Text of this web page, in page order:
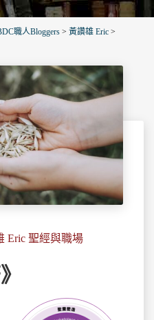
職人Bloggers > 黃讚雄 Eric >
Eric 聖經與職場